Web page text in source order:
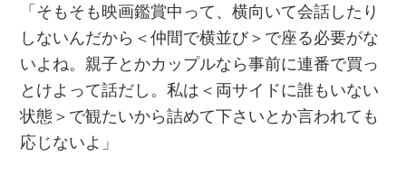
「そもそも映画鑑賞中って、横向いて会話したり
しないんだから＜仲間で横並び＞で座る必要がな
いよね。親子とかカップルなら事前に連番で買っ
とけよって話だし。私は＜両サイドに誰もいない
状態＞で観たいから詰めて下さいとか言われても
応じないよ」